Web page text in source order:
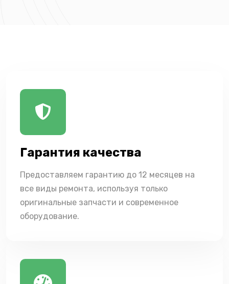
Гарантия качества
Предоставляем гарантию до 12 месяцев на
все виды ремонта, используя только
оригинальные запчасти и современное
оборудование.